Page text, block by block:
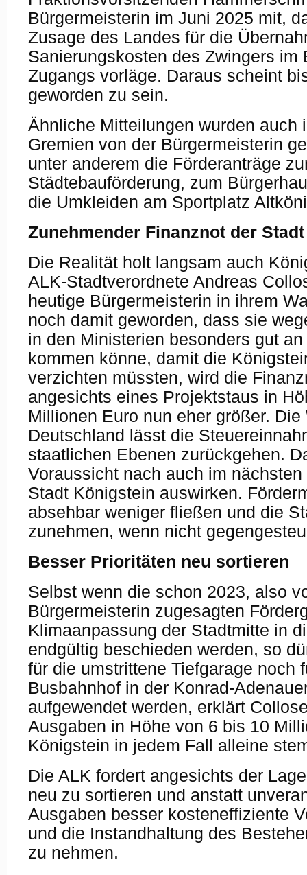
Bürgermeisterin im Juni 2025 mit,
Zusage des Landes für die
Sanierungskosten des Zwingers im
Zugangs vorläge. Daraus scheint
geworden zu sein.
Ähnliche Mitteilungen wurden auch
Gremien von der Bürgermeisterin
unter anderem die Förderanträge
Städtebauförderung, zum
die Umkleiden am Sportplatz
Zunehmender Finanznot der
Die Realität holt langsam auch
ALK-Stadtverordnete Andreas
heutige Bürgermeisterin in ihrem
noch damit geworden, dass sie
in den Ministerien besonders gut
kommen könne, damit die
verzichten müssten, wird die
angesichts eines Projektstaus in
Millionen Euro nun eher größer.
Deutschland lässt die
staatlichen Ebenen zurückgehen.
Voraussicht nach auch im
Stadt Königstein auswirken.
absehbar weniger fließen und die
zunehmen, wenn nicht
Besser Prioritäten neu sortieren
Selbst wenn die schon 2023, also
Bürgermeisterin zugesagten
Klimaanpassung der Stadtmitte in
endgültig beschieden werden, so
für die umstrittene Tiefgarage noch
Busbahnhof in der Konrad-
aufgewendet werden, erklärt
Ausgaben in Höhe von 6 bis 10
Königstein in jedem Fall alleine
Die ALK fordert angesichts der
neu zu sortieren und anstatt
Ausgaben besser kosteneffiziente
und die Instandhaltung des
zu nehmen.